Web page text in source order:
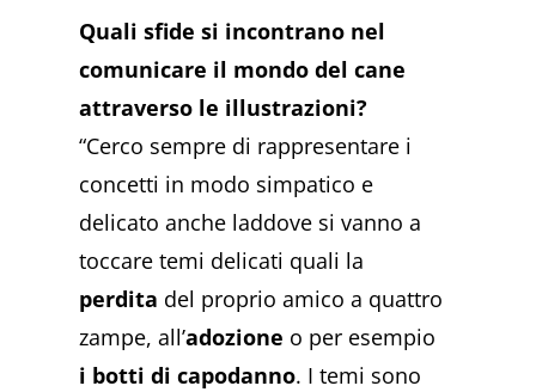
Quali sfide si incontrano nel
comunicare il mondo del cane
attraverso le illustrazioni?
“Cerco sempre di rappresentare i
concetti in modo simpatico e
delicato anche laddove si vanno a
toccare temi delicati quali la
perdita del proprio amico a quattro
zampe, all’adozione o per esempio
i botti di capodanno. I temi sono